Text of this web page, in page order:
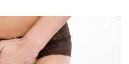
bakterijskih okužb, s katero
v življenju. Več o vzrokih,
lahko preberete v nadaljevanju.